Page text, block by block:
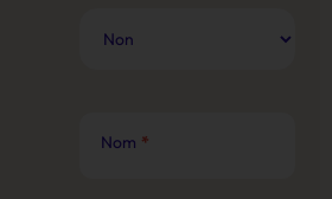
Web
Nom *